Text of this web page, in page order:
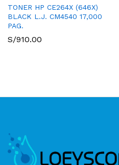
TONER HP CE264X (646X)
BLACK L.J. CM4540 17,000
PAG.
S/910.00